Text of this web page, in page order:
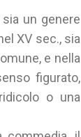
un genere
XV sec., sia
e nella
figurato,
o una